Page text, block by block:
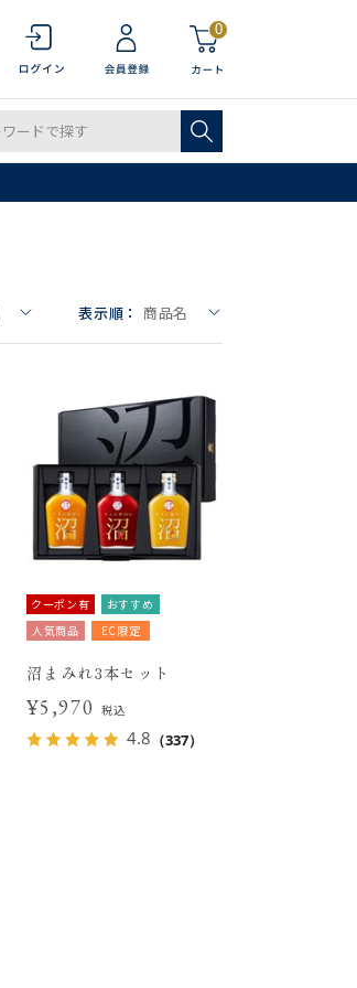
0
表示順： 商品名
クーポン有
おすすめ
人気商品
EC限定
沼まみれ3本セット
¥5,970 税込
4.8 （337）